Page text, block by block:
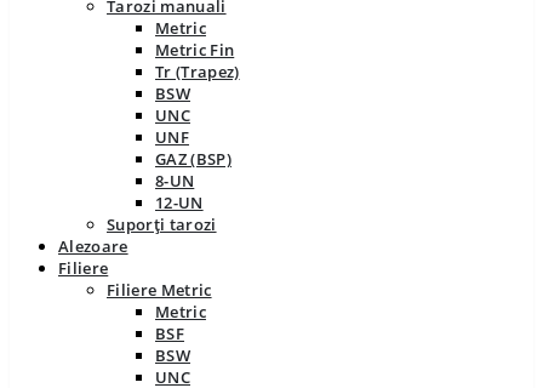
Tarozi manuali
Metric
Metric Fin
Tr (Trapez)
BSW
UNC
UNF
GAZ (BSP)
8-UN
12-UN
Suporți tarozi
Alezoare
Filiere
Filiere Metric
Metric
BSF
BSW
UNC